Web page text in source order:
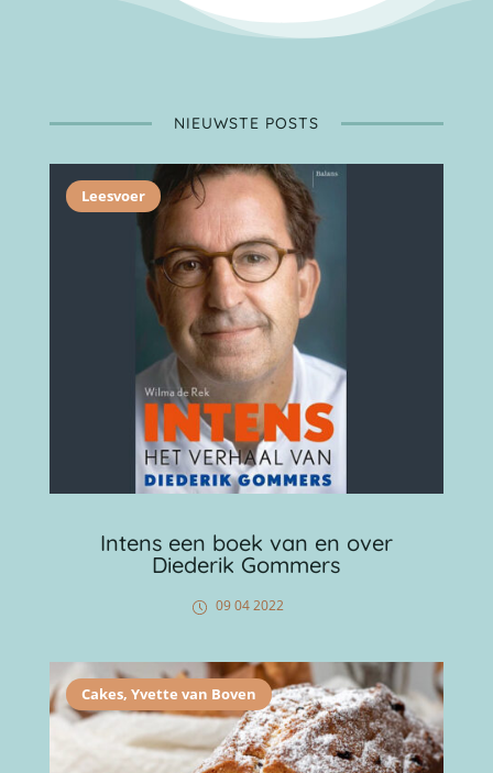
NIEUWSTE POSTS
Leesvoer
Intens een boek van en over
Diederik Gommers
09 04 2022
Cakes, Yvette van Boven